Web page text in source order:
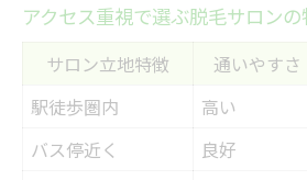
アクセス重視で選ぶ脱毛サロン
サロン立地特徴 通いやすさ
駅徒歩圏内
高い
バス停近く
良好